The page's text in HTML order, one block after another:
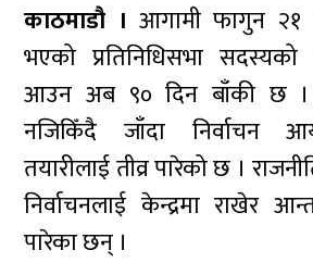
काठमाडौ । आगामी फागुन
भएको प्रतिनिधिसभा सदस्यको
आउन अब ९० दिन बाँकी छ ।
नजिकिँदै जाँदा निर्वाचन
तयारीलाई तीव्र पारेको छ ।
निर्वाचनलाई केन्द्रमा राखेर
पारेका छन् ।